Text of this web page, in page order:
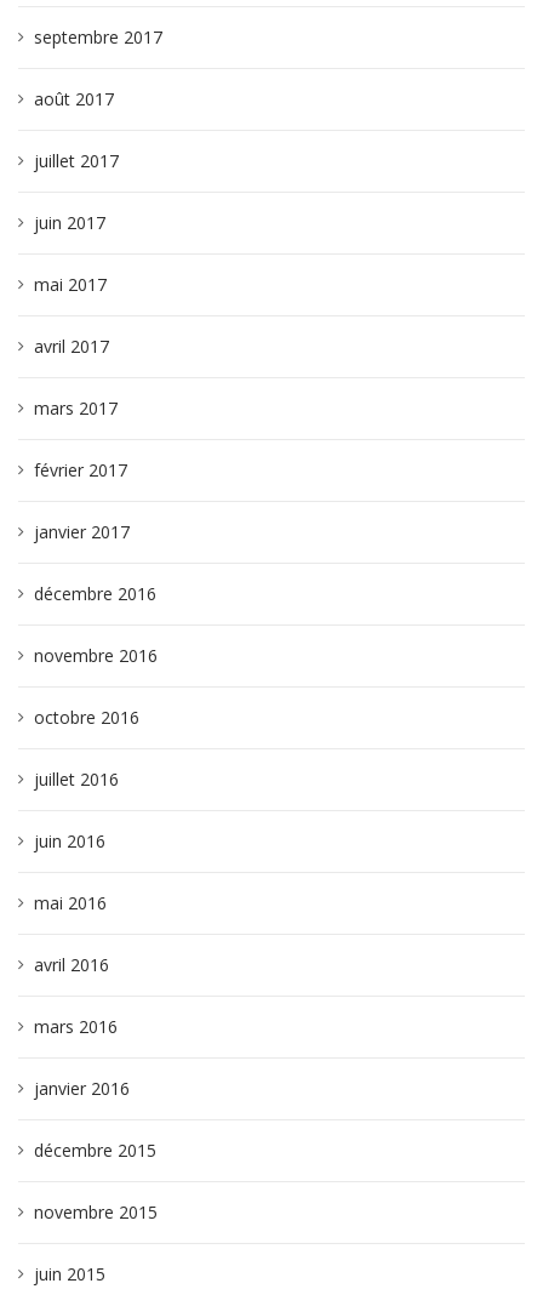
septembre 2017
août 2017
juillet 2017
juin 2017
mai 2017
avril 2017
mars 2017
février 2017
janvier 2017
décembre 2016
novembre 2016
octobre 2016
juillet 2016
juin 2016
mai 2016
avril 2016
mars 2016
janvier 2016
décembre 2015
novembre 2015
juin 2015